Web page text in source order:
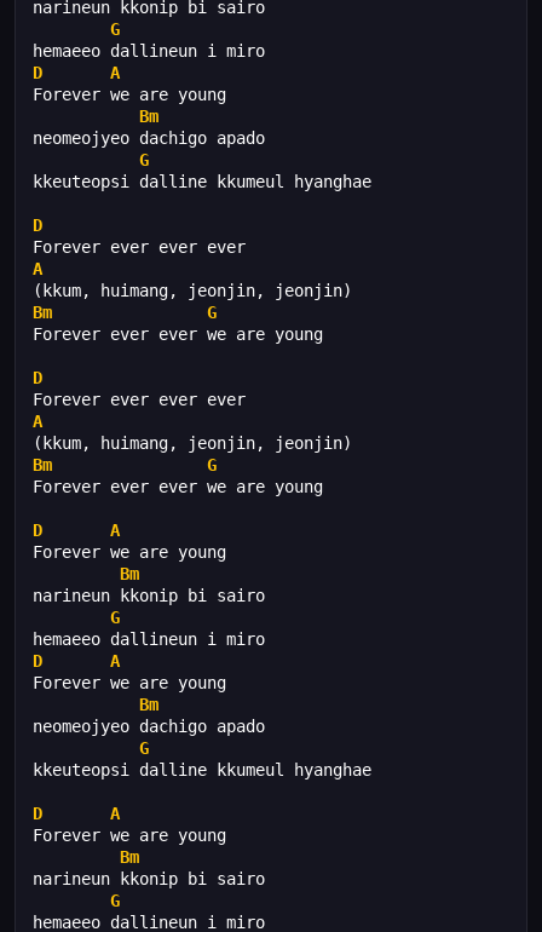
narineun kkonip bi sairo
G
hemaeeo dallineun i miro
D
A
Forever we are young
Bm
neomeojyeo dachigo apado
G
kkeuteopsi dalline kkumeul hyanghae
D
Forever ever ever ever
A
(kkum, huimang, jeonjin, jeonjin)
Bm
G
Forever ever ever we are young
D
Forever ever ever ever
A
(kkum, huimang, jeonjin, jeonjin)
Bm
G
Forever ever ever we are young
D
A
Forever we are young
Bm
narineun kkonip bi sairo
G
hemaeeo dallineun i miro
D
A
Forever we are young
Bm
neomeojyeo dachigo apado
G
kkeuteopsi dalline kkumeul hyanghae
D
A
Forever we are young
Bm
narineun kkonip bi sairo
G
hemaeeo dallineun i miro